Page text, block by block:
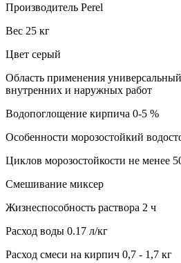
Производитель Perel
Вес 25 кг
Цвет серый
Область применения
внутренних и наружных работ
Водопоглощение кирпича 0-5 %
Особенности морозостойкий
Циклов морозостойкости не менее
Смешивание миксер
Жизнеспособность раствора 2 ч
Расход воды 0.17 л/кг
Расход смеси на кирпич 0,7 - 1,7 кг